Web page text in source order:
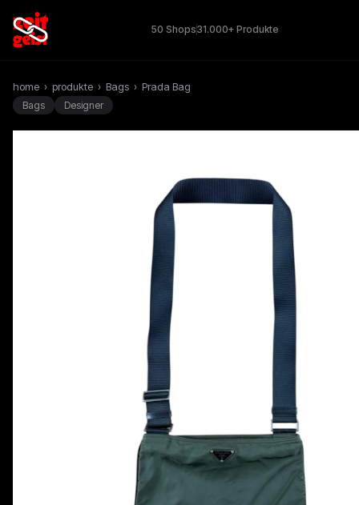
50 Shops31.000+ Produkte
home › produkte › Bags › Prada Bag
Bags Designer